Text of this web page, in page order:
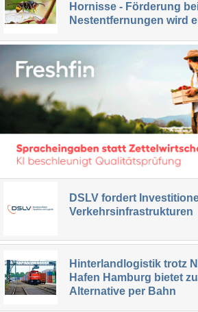
Hornisse - Förderung
Nestentfernungen wird
DSLV fordert
Verkehrsinfrastrukturen
Hinterlandlogistik trotz
Hafen Hamburg bietet
Alternative per Bahn